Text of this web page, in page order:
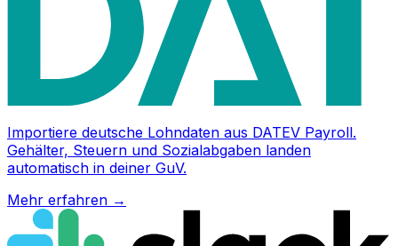
Importiere deutsche Lohndaten aus DATEV Payroll.
Gehälter, Steuern und Sozialabgaben landen
automatisch in deiner GuV.
Mehr erfahren →